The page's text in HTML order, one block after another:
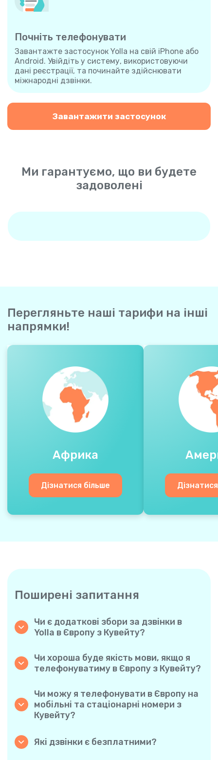
Почніть телефонувати
Завантажте застосунок Yolla на свій iPhone або
Android. Увійдіть у систему, використовуючи
дані реєстрації, та починайте здійснювати
міжнародні дзвінки.
Завантажити застосунок
Ми гарантуємо, що ви будете
задоволені
Перегляньте наші тарифи на інші
напрямки!
Африка
Дізнатися більше
Поширені запитання
Чи є додаткові збори за дзвінки в
Yolla в Європу з Кувейту?
похвилинної оплати, тому ви платите
тільки за час розмови. Жодних прихованих
комісій, обов’язкових щомісячних підписок
Чи хороша буде якість мови, якщо я
телефонуватиму в Європу з Кувейту?
відчуття, що ви розмовляєте з людиною в
одному місті, навіть якщо вона
знаходиться на іншому кінці світу.
Чи можу я телефонувати в Європу на
мобільні та стаціонарні номери з
Кувейту?
багатофункціональні, тому ви можете
Які дзвінки є безплатними?